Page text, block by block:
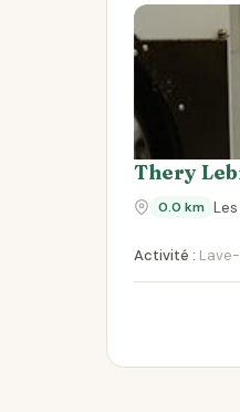
Thery
0.0 km
Activité :